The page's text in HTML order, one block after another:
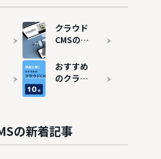
クラウド
CMSの導
失敗しな
い選び方
おすすめ
のクラウ
の新着記事